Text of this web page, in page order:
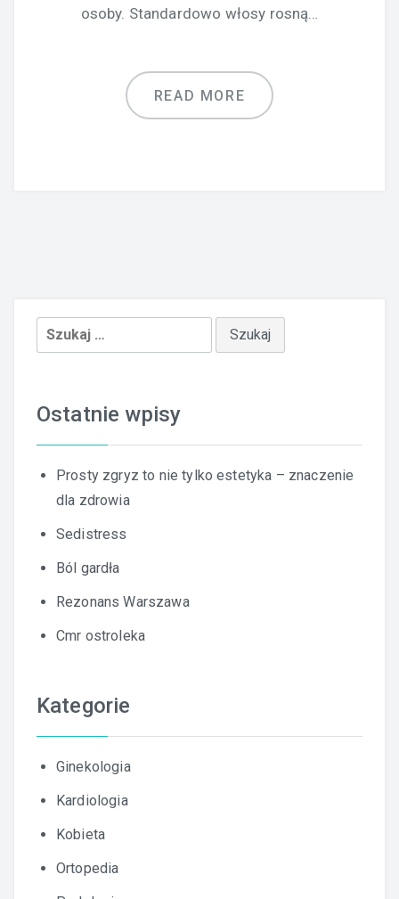
osoby. Standardowo włosy rosną…
READ MORE
Szukaj:
Ostatnie wpisy
Prosty zgryz to nie tylko estetyka – znaczenie
dla zdrowia
Sedistress
Ból gardła
Rezonans Warszawa
Cmr ostroleka
Kategorie
Ginekologia
Kardiologia
Kobieta
Ortopedia